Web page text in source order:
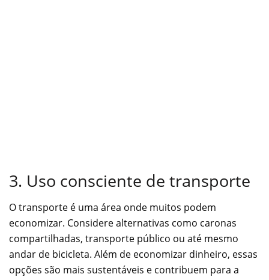
3. Uso consciente de transporte
O transporte é uma área onde muitos podem
economizar. Considere alternativas como caronas
compartilhadas, transporte público ou até mesmo
andar de bicicleta. Além de economizar dinheiro, essas
opções são mais sustentáveis e contribuem para a